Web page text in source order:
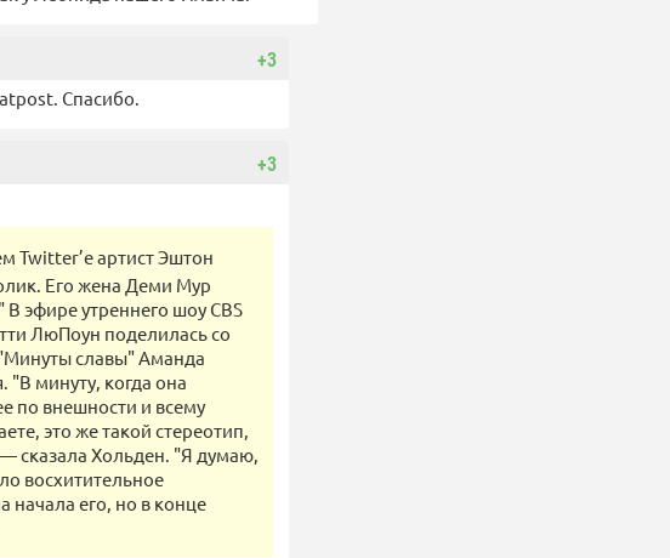
+3
Спасибо.
+3
Twitter’е артист Эштон
Его жена Деми Мур
В эфире утреннего шоу CBS
ЛюПоун поделилась со
славы" Аманда
минуту, когда она
по внешности и всему
это же такой стереотип,
сказала Хольден. "Я думаю,
восхитительное
начала его, но в конце